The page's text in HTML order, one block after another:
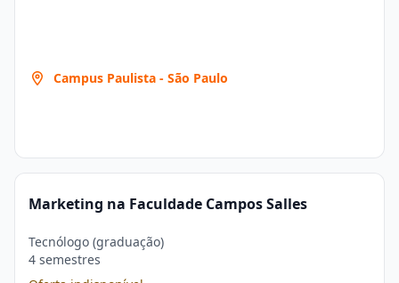
Campus Paulista - São Paulo
Marketing na Faculdade Campos Salles
Tecnólogo (graduação)
4 semestres